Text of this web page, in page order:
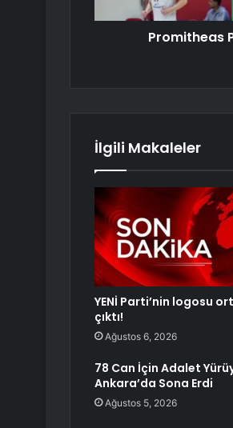
Promitheas
İlgili Makaleler
YENİ Parti’nin logosu
çıktı!
Ağustos 6, 2026
78 Can İçin Adalet
Ankara’da Sona Erdi
Ağustos 5, 2026